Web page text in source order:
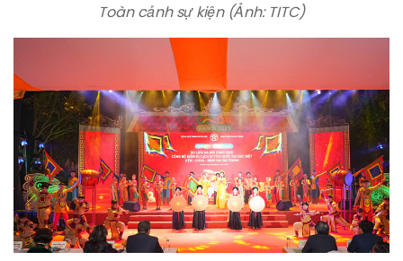
Toàn cảnh sự kiện (Ảnh: TITC)